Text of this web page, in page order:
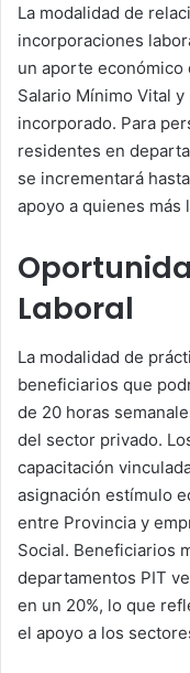
La modalidad de
incorporaciones
un aporte económico
Salario Mínimo Vital
incorporado. Para
residentes en
se incrementará
apoyo a quienes más
Laboral
La modalidad de
beneficiarios que
de 20 horas
del sector privado.
capacitación
asignación estímulo
entre Provincia y
Social. Beneficiarios
departamentos PIT
en un 20%, lo que
el apoyo a los